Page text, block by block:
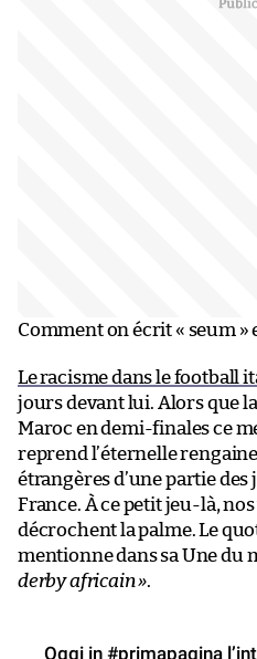
Comment on écrit « seum »
Le racisme dans le football
jours devant lui. Alors que
Maroc en demi-finales ce
reprend l’éternelle
étrangères d’une partie des
France. À ce petit jeu-là,
décrochent la palme. Le
mentionne dans sa Une du
derby africain ».
Oggi in #primapagina